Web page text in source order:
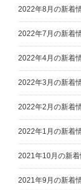
2022年8月の新着
2022年7月の新着
2022年4月の新着
2022年3月の新着
2022年2月の新着
2022年1月の新着
2021年10月の新着
2021年9月の新着